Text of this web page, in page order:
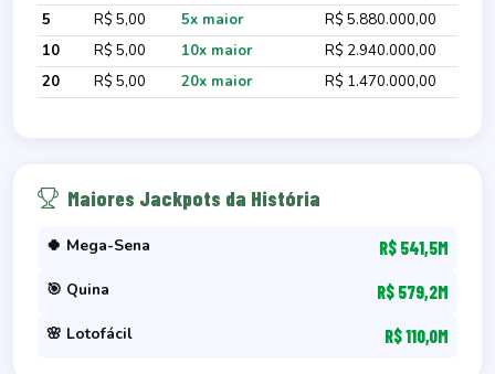
5
R$ 5,00 5x maior
R$ 5.880.000,00
10
R$ 5,00 10x maior
R$ 2.940.000,00
20
R$ 5,00 20x maior R$ 1.470.000,00
Maiores Jackpots da História
🍀 Mega-Sena
R$ 541,5M
🎯 Quina
R$ 579,2M
🌸 Lotofácil
R$ 110,0M